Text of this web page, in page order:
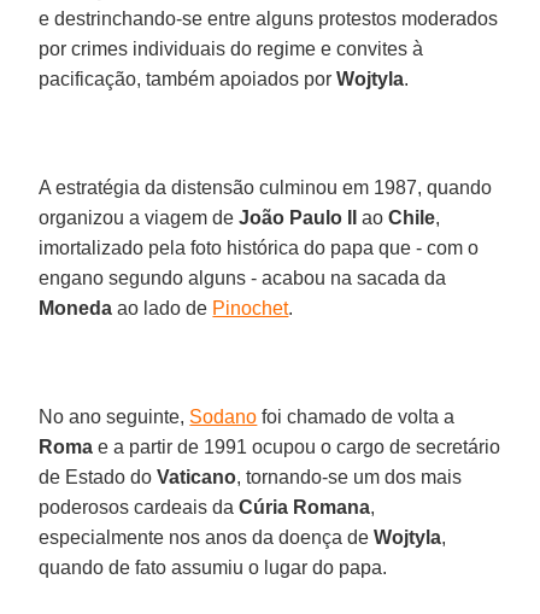
e destrinchando-se entre alguns protestos moderados
por crimes individuais do regime e convites à
pacificação, também apoiados porWojtyla.
A estratégia da distensão culminou em 1987, quando
organizou a viagem deJoão Paulo II aoChile,
imortalizado pela foto histórica do papa que - com o
engano segundo alguns - acabou na sacada da
Moneda ao lado de Pinochet.
No ano seguinte, Sodano foi chamado de volta a
Roma e a partir de 1991 ocupou o cargo de secretário
de Estado doVaticano, tornando-se um dos mais
poderosos cardeais daCúria Romana,
especialmente nos anos da doença deWojtyla,
quando de fato assumiu o lugar do papa.